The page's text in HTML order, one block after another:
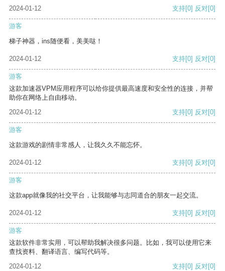
2024-01-12
支持[0] 反对[0]
游客
梯子神器，ins随便看，美美哒！
2024-01-12 支持[0] 反对[0]
游客
这款加速器VPM应用程序可以给你提供最高速度和安全性的连接，并帮
助你在网络上自由移动。
2024-01-12
支持[0] 反对[0]
游客
这款游戏的剧情非常感人，让我久久不能忘怀。
2024-01-12 支持[0] 反对[0]
游客
这款app就像我的社交平台，让我能够与志同道合的朋友一起交流。
2024-01-12 支持[0] 反对[0]
游客
这款软件非常实用，可以帮助我解决很多问题。比如，我可以使用它来
查找资料、翻译语言、编写代码等。
2024-01-12
支持[0] 反对[0]